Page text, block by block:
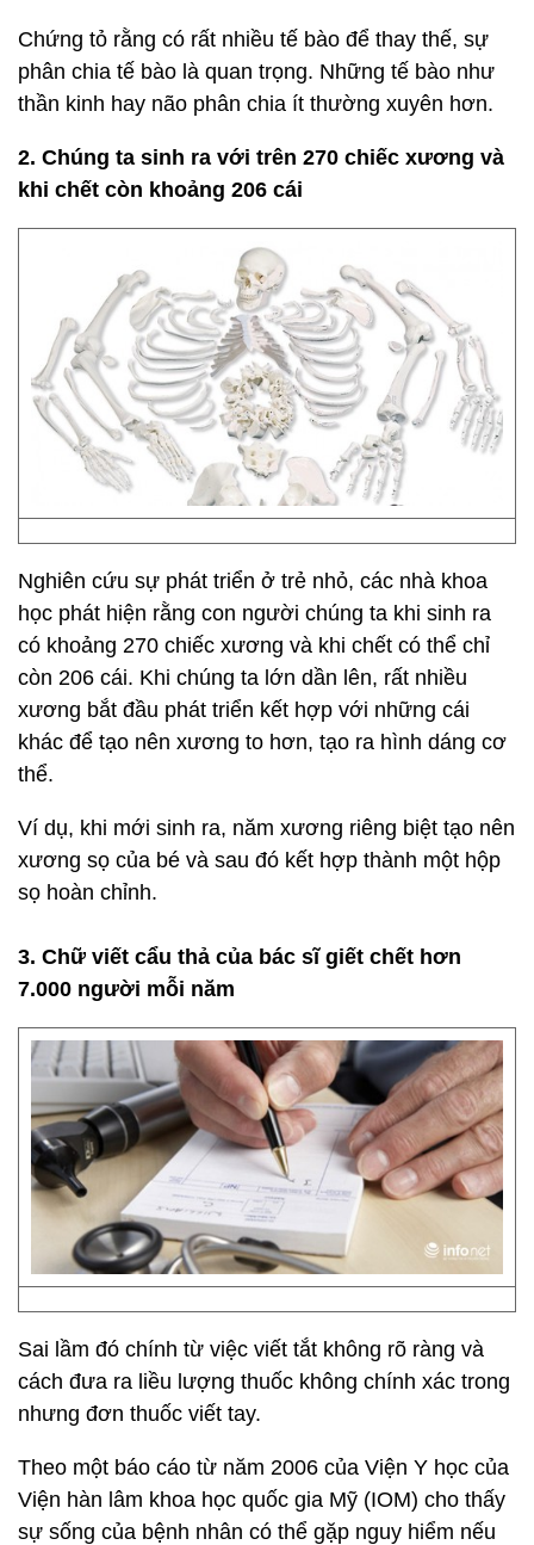
Chứng tỏ rằng có rất nhiều tế bào để thay thế, sự
phân chia tế bào là quan trọng. Những tế bào như
thần kinh hay não phân chia ít thường xuyên hơn.
2. Chúng ta sinh ra với trên 270 chiếc xương và
khi chết còn khoảng 206 cái
Nghiên cứu sự phát triển ở trẻ nhỏ, các nhà khoa
học phát hiện rằng con người chúng ta khi sinh ra
có khoảng 270 chiếc xương và khi chết có thể chỉ
còn 206 cái. Khi chúng ta lớn dần lên, rất nhiều
xương bắt đầu phát triển kết hợp với những cái
khác để tạo nên xương to hơn, tạo ra hình dáng cơ
thể.
Ví dụ, khi mới sinh ra, năm xương riêng biệt tạo nên
xương sọ của bé và sau đó kết hợp thành một hộp
sọ hoàn chỉnh.
3. Chữ viết cẩu thả của bác sĩ giết chết hơn
7.000 người mỗi năm
Sai lầm đó chính từ việc viết tắt không rõ ràng và
cách đưa ra liều lượng thuốc không chính xác trong
nhưng đơn thuốc viết tay.
Theo một báo cáo từ năm 2006 của Viện Y học của
Viện hàn lâm khoa học quốc gia Mỹ (IOM) cho thấy
sự sống của bệnh nhân có thể gặp nguy hiểm nếu